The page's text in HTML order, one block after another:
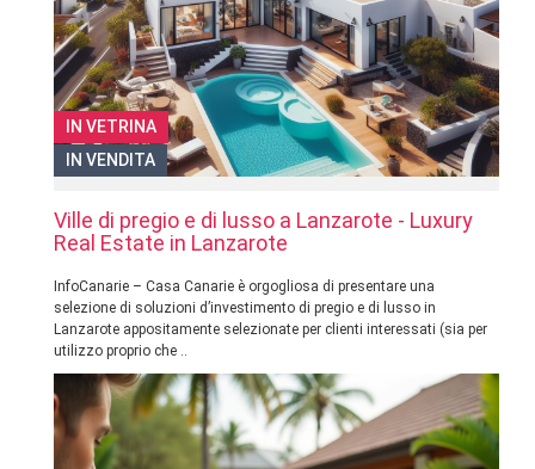
IN VETRINA
IN VENDITA
Ville di pregio e di lusso a Lanzarote - Luxury
Real Estate in Lanzarote
InfoCanarie – Casa Canarie è orgogliosa di presentare una
selezione di soluzioni d’investimento di pregio e di lusso in
Lanzarote appositamente selezionate per clienti interessati (sia per
utilizzo proprio che ..